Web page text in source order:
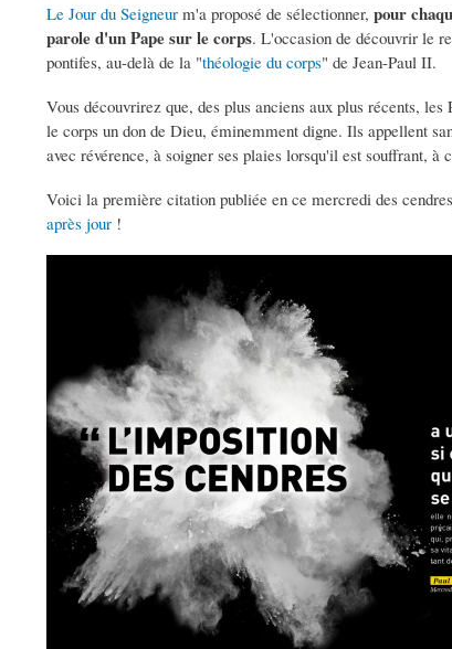
Le Jour du Seigneur m'a proposé de sélectionner, pour
parole d'un Pape sur le corps. L'occasion de découvrir le
pontifes, au-delà de la "théologie du corps" de Jean-Paul II.
Vous découvrirez que, des plus anciens aux plus récents, les
le corps un don de Dieu, éminemment digne. Ils appellent
avec révérence, à soigner ses plaies lorsqu'il est souffrant, à
Voici la première citation publiée en ce mercredi des
après jour !